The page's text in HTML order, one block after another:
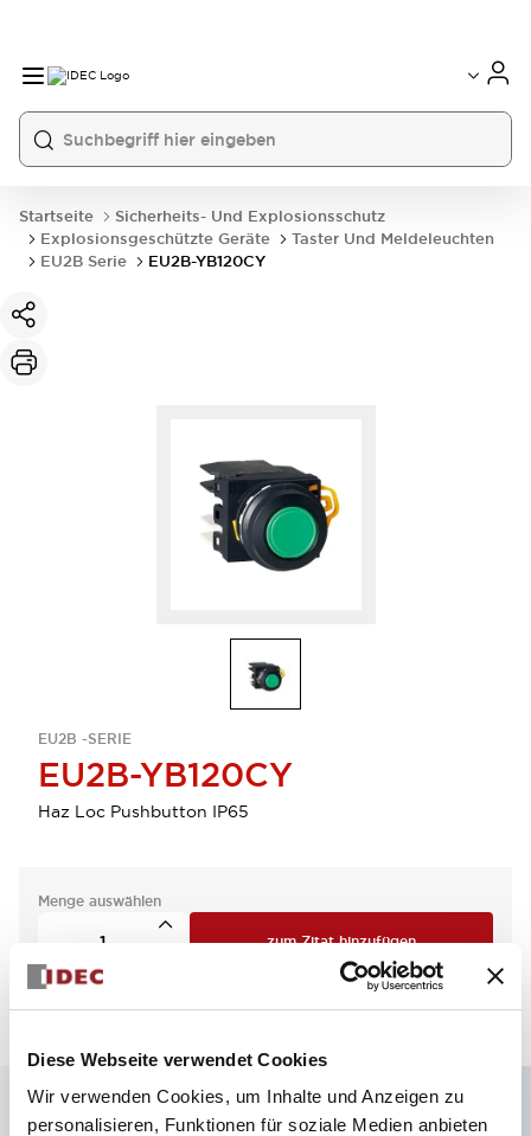
Diese Webseite verwendet Cookies
Wir verwenden Cookies, um Inhalte und Anzeigen zu
personalisieren, Funktionen für soziale Medien anbieten
Startseite
Sicherheits- Und Explosionsschutz
Explosionsgeschützte Geräte
Taster Und Meldeleuchten
EU2B Serie
EU2B-YB120CY
EU2B -SERIE
EU2B-YB120CY
Haz Loc Pushbutton IP65
Menge auswählen
zum Zitat hinzufügen